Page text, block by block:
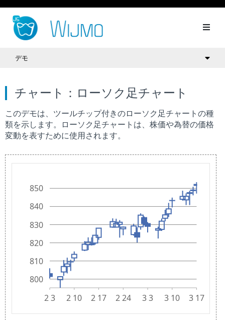
デモ
チャート：ローソク足チャート
このデモは、ツールチップ付きのローソク足チャートの種
類を示します。ローソク足チャートは、株価や為替の価格
変動を表すために使用されます。